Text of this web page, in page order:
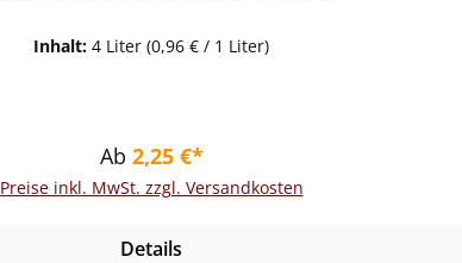
Inhalt: 4 Liter (0,96 € / 1 Liter)
Regulärer Preis:
Ab 2,25 €*
Preise inkl. MwSt. zzgl. Versandkosten
Details